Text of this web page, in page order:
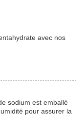
avec nos
sodium est emballé
pour assurer la